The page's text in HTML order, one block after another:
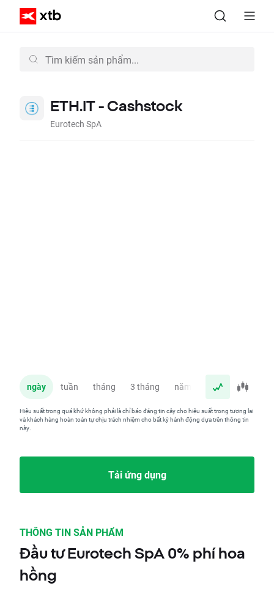
ETH.IT - Cashstock
Eurotech SpA
ngày tuần tháng 3 tháng năm
Hiệu suất trong quá khứ không phải là chỉ báo đáng tin cậy cho hiệu suất trong tương lai
và khách hàng hoàn toàn tự chịu trách nhiệm cho bất kỳ hành động dựa trên thông tin
này.
Tải ứng dụng
THÔNG TIN SẢN PHẨM
Đầu tư Eurotech SpA 0% phí hoa
hồng